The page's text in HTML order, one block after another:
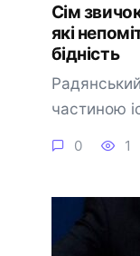
Сім
які
бідність
частиною
0 1